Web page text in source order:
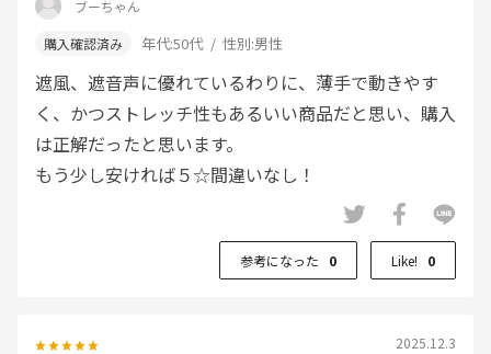
ブーちゃん
年代:50代 性別:男性
遮風、遮音声に優れているわりに、薄手で動きやす
く、かつストレッチ性もあるいい商品だと思い、購入
は正解だったと思います。
もう少し安ければ５☆間違いなし！
参考になった 0 Like! 0
2025.12.3